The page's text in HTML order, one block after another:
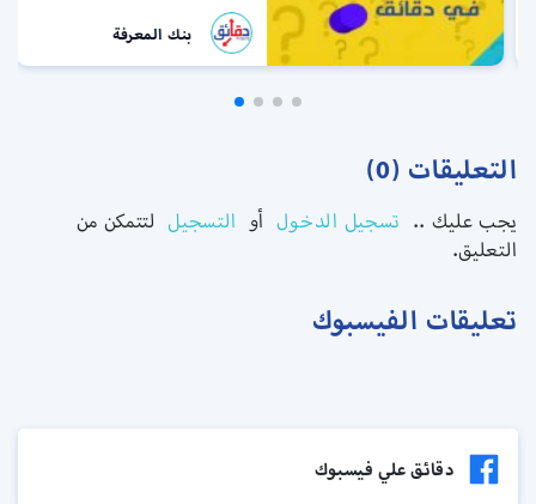
بنك المعرفة
التعليقات (0)
يجب عليك .. تسجيل الدخول أو التسجيل لتتمكن من
التعليق.
تعليقات الفيسبوك
دقائق علي فيسبوك